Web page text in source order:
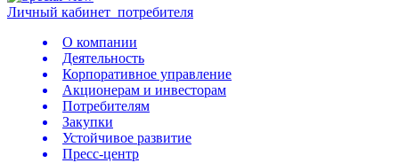
Личный кабинет потребителя
О компании
Деятельность
Корпоративное управление
Акционерам и инвесторам
Потребителям
Закупки
Устойчивое развитие
Пресс-центр